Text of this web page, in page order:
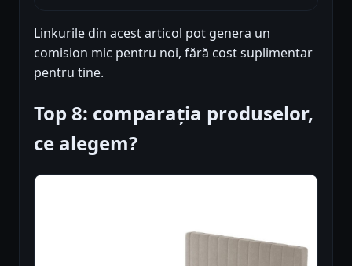
Linkurile din acest articol pot genera un
comision mic pentru noi, fără cost suplimentar
pentru tine.
Top 8: comparația produselor,
ce alegem?